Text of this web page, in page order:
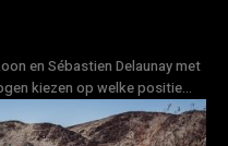
en Sébastien Delaunay met
kiezen op welke positie...